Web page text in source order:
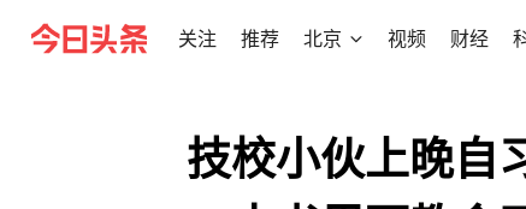
关注 推荐 北京 视频 财经
技校小伙上晚自